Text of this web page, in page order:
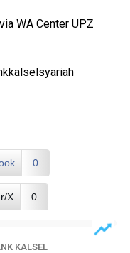
WA Center UPZ
0
X 0
KALSEL